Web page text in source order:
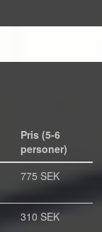
Pris (5-6
personer)
775 SEK
310 SEK